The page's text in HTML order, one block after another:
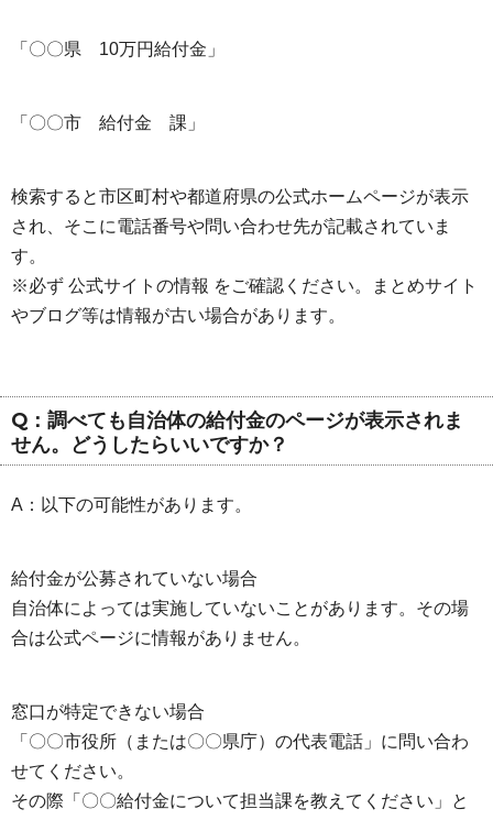
「〇〇県 10万円給付金」
「〇〇市 給付金 課」
検索すると市区町村や都道府県の公式ホームページが表示
され、そこに電話番号や問い合わせ先が記載されていま
す。
※必ず 公式サイトの情報 をご確認ください。まとめサイト
やブログ等は情報が古い場合があります。
Q：調べても自治体の給付金のページが表示されま
せん。どうしたらいいですか？
A：以下の可能性があります。
給付金が公募されていない場合
自治体によっては実施していないことがあります。その場
合は公式ページに情報がありません。
窓口が特定できない場合
「〇〇市役所（または〇〇県庁）の代表電話」に問い合わ
せてください。
その際「〇〇給付金について担当課を教えてください」と